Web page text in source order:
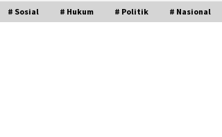
# Sosial # Hukum # Politik # Nasional